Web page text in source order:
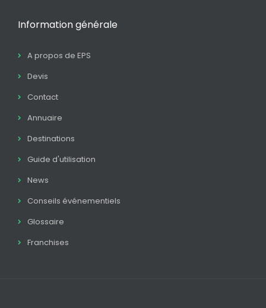
Information générale
A propos de EPS
Devis
Contact
Annuaire
Destinations
Guide d'utilisation
News
Conseils événementiels
Glossaire
Franchises